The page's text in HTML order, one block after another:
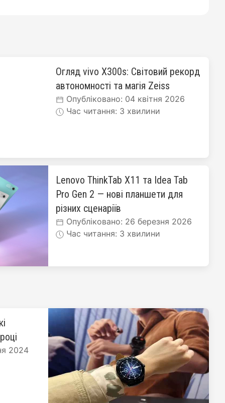
Огляд vivo X300s: Світовий рекорд
автономності та магія Zeiss
Опубліковано: 04 квітня 2026
Час читання: 3 хвилини
Lenovo ThinkTab X11 та Idea Tab
Pro Gen 2 — нові планшети для
різних сценаріїв
Опубліковано: 26 березня 2026
Час читання: 3 хвилини
2024